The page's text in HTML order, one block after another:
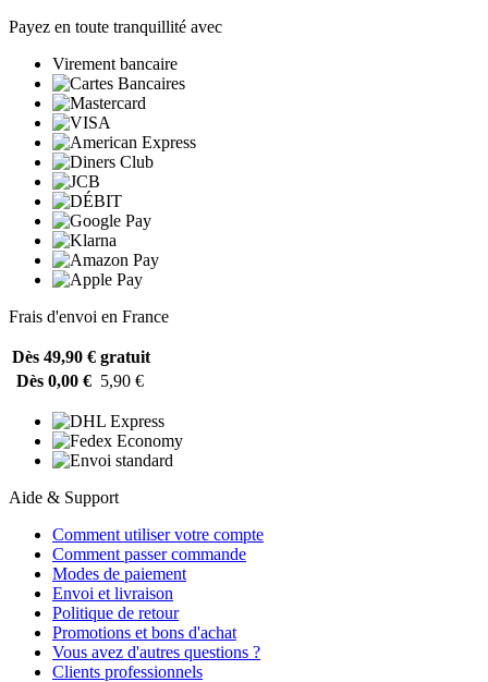
Payez en toute tranquillité avec
Virement bancaire
Frais d'envoi en France
Dès 49,90 € gratuit
Dès 0,00 € 5,90 €
Aide & Support
Comment utiliser votre compte
Comment passer commande
Modes de paiement
Envoi et livraison
Politique de retour
Promotions et bons d'achat
Vous avez d'autres questions ?
Clients professionnels